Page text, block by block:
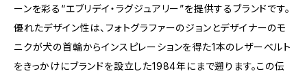
ーンを彩る“エブリデイ・ラグジュアリー”を提供するブランドです。
優れたデザイン性は、フォトグラファーのジョンとデザイナーのモ
ニクが犬の首輪からインスピレーションを得た1本のレザーベルト
をきっかけにブランドを設立した1984年にまで遡ります。この伝